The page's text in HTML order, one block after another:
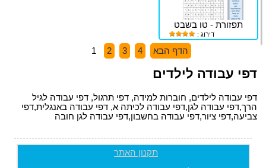
תפזורת - טו בשבט
דירוג :
הדף הבא 1 2 3 4
דפי עבודה לילדים
דפי עבודה לילדים, חוברות למידה, דפי תרגול, דפי עבודה לגיל
הרך,דפי עבודה לגן,דפי עבודה לכיתה א, דפי עבודה באנגלית,דפי
צביעה,דפי ציור,דפי עבודה בחשבון,דפי עבודה לגן חובה
תקנון האתר